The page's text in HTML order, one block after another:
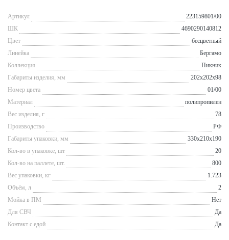
Артикул
223159801/00
ШК
4690290140812
Цвет
бесцветный
Линейка
Бергамо
Коллекция
Пикник
Габариты изделия, мм
202x202x98
Номер цвета
01/00
Материал
полипропилен
Вес изделия, г
78
Производство
РФ
Габариты упаковки, мм
330x210x190
Кол-во в упаковке, шт
20
Кол-во на паллете, шт.
800
Вес упаковки, кг
1.723
Объём, л
2
Мойка в ПМ
Нет
Для СВЧ
Да
Контакт с едой
Да